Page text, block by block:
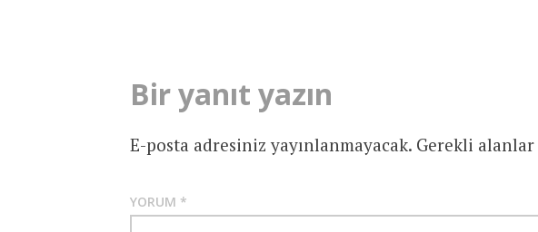
Bir yanıt yazın
E-posta adresiniz yayınlanmayacak. Gerekli alanlar
YORUM *